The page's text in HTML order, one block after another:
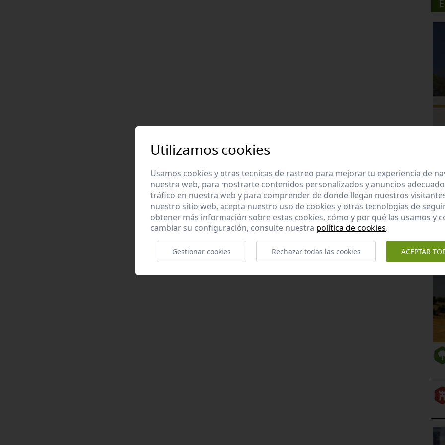
Utilizamos cookies
Usamos cookies y otras tecnicas de rastreo para mejorar tu experiencia de
nuestra web, para mostrarte contenidos personalizados y anuncios
tráfico en nuestra web y para comprender de donde llegan nuestros
nuestro sitio web, acepta nuestro uso de cookies y otras tecnologías de
obtener más información sobre estas cookies, cómo y por qué las usamos y
cambiar su configuración, consulte nuestra política de cookies.
Gestionar cookies Rechazar todas las cookies ACEPTAR